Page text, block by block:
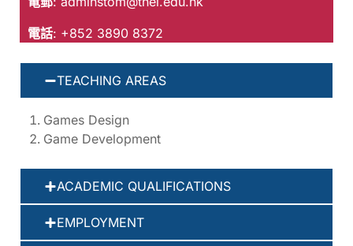
電話: +852 3890 8372
TEACHING AREAS
Games Design
Game Development
ACADEMIC QUALIFICATIONS
EMPLOYMENT